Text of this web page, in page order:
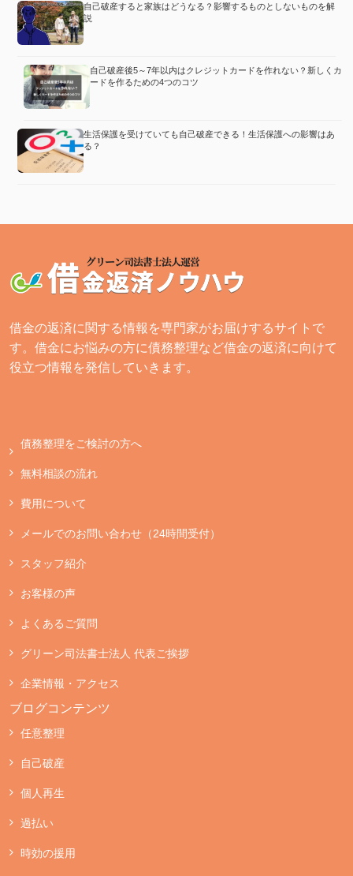
自己破産すると家族はどうなる？影響するものとしないものを解
説
自己破産後5～7年以内はクレジットカードを作れない？新しくカ
ードを作るための4つのコツ
生活保護を受けていても自己破産できる！生活保護への影響はあ
る？
借金の返済に関する情報を専門家がお届けするサイトで
す。借金にお悩みの方に債務整理など借金の返済に向けて
役立つ情報を発信していきます。
債務整理をご検討の方へ
無料相談の流れ
費用について
メールでのお問い合わせ（24時間受付）
スタッフ紹介
お客様の声
よくあるご質問
グリーン司法書士法人 代表ご挨拶
企業情報・アクセス
ブログコンテンツ
任意整理
自己破産
個人再生
過払い
時効の援用